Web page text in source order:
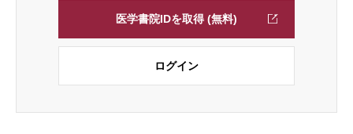
医学書院IDを取得 (無料)
ログイン